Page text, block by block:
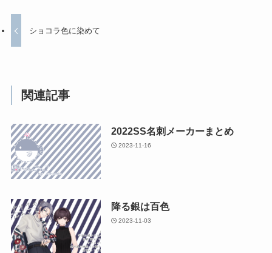
ショコラ色に染めて
関連記事
2022SS名刺メーカーまとめ
2023-11-16
降る銀は百色
2023-11-03